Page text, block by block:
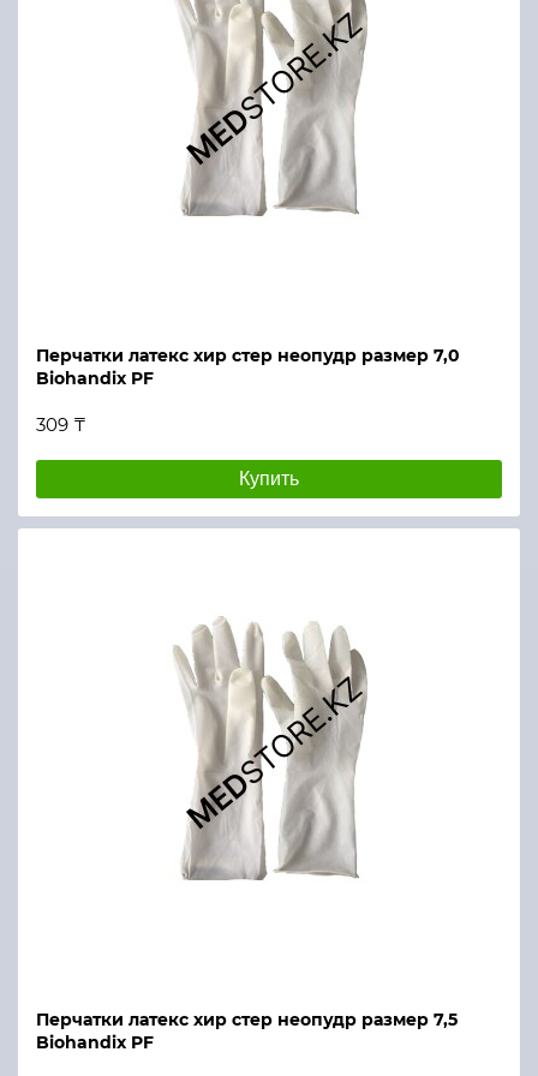
Перчатки латекс хир стер неопудр размер 7,0
Biohandix PF
309 ₸
Купить
Перчатки латекс хир стер неопудр размер 7,5
Biohandix PF